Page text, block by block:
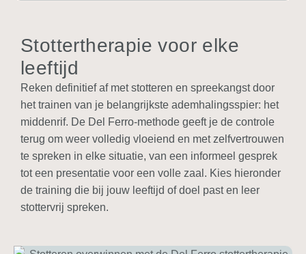
Stottertherapie voor elke
leeftijd
Reken definitief af met stotteren en spreekangst door
het trainen van je belangrijkste ademhalingsspier: het
middenrif. De Del Ferro-methode geeft je de controle
terug om weer volledig vloeiend en met zelfvertrouwen
te spreken in elke situatie, van een informeel gesprek
tot een presentatie voor een volle zaal. Kies hieronder
de training die bij jouw leeftijd of doel past en leer
stottervrij spreken.